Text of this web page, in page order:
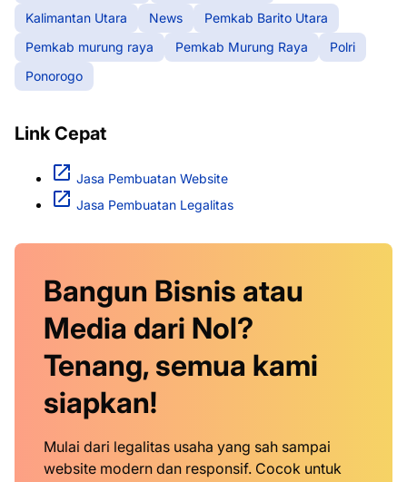
Kalimantan Utara
News
Pemkab Barito Utara
Pemkab murung raya
Pemkab Murung Raya
Polri
Ponorogo
Link Cepat
Jasa Pembuatan Website
Jasa Pembuatan Legalitas
Bangun Bisnis atau
Media dari Nol?
Tenang, semua kami
siapkan!
Mulai dari legalitas usaha yang sah sampai
website modern dan responsif. Cocok untuk